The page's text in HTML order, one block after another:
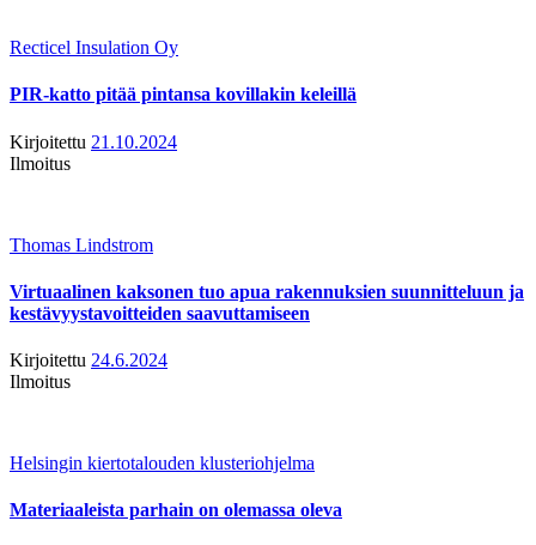
Recticel Insulation Oy
PIR-katto pitää pintansa kovillakin keleillä
Kirjoitettu 21.10.2024
Ilmoitus
Thomas Lindstrom
Virtuaalinen kaksonen tuo apua rakennuksien suunnitteluun ja
kestävyystavoitteiden saavuttamiseen
Kirjoitettu 24.6.2024
Ilmoitus
Helsingin kiertotalouden klusteriohjelma
Materiaaleista parhain on olemassa oleva